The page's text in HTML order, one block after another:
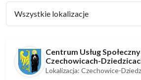
Centrum Usług
Czechowicach-
Lokalizacja: Czechowice-